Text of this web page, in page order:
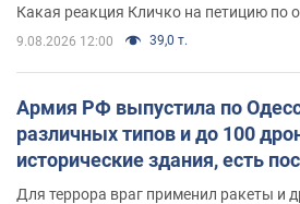
Какая реакция Кличко на петицию по
9.08.2026 12:00 39,0 т.
Армия РФ выпустила по
различных типов и до 100
исторические здания, есть
и видео
Для террора враг применил ракеты и